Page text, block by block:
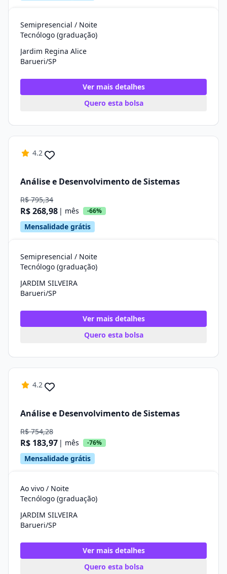
Semipresencial / Noite
Tecnólogo (graduação)
Jardim Regina Alice
Barueri/SP
Ver mais detalhes
Quero esta bolsa
4.2
Análise e Desenvolvimento de Sistemas
R$ 795,34
R$ 268,98 | mês -66%
Mensalidade grátis
Semipresencial / Noite
Tecnólogo (graduação)
JARDIM SILVEIRA
Barueri/SP
Ver mais detalhes
Quero esta bolsa
4.2
Análise e Desenvolvimento de Sistemas
R$ 754,28
R$ 183,97 | mês -76%
Mensalidade grátis
Ao vivo / Noite
Tecnólogo (graduação)
JARDIM SILVEIRA
Barueri/SP
Ver mais detalhes
Quero esta bolsa